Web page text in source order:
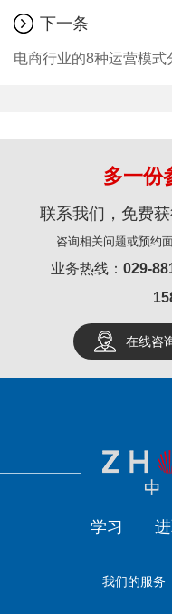
下一条
电商行业的8种运营模式
多一份
联系我们，免费
咨询相关问题或预约
业务热线： 029-
在线咨
学习
我们的服务